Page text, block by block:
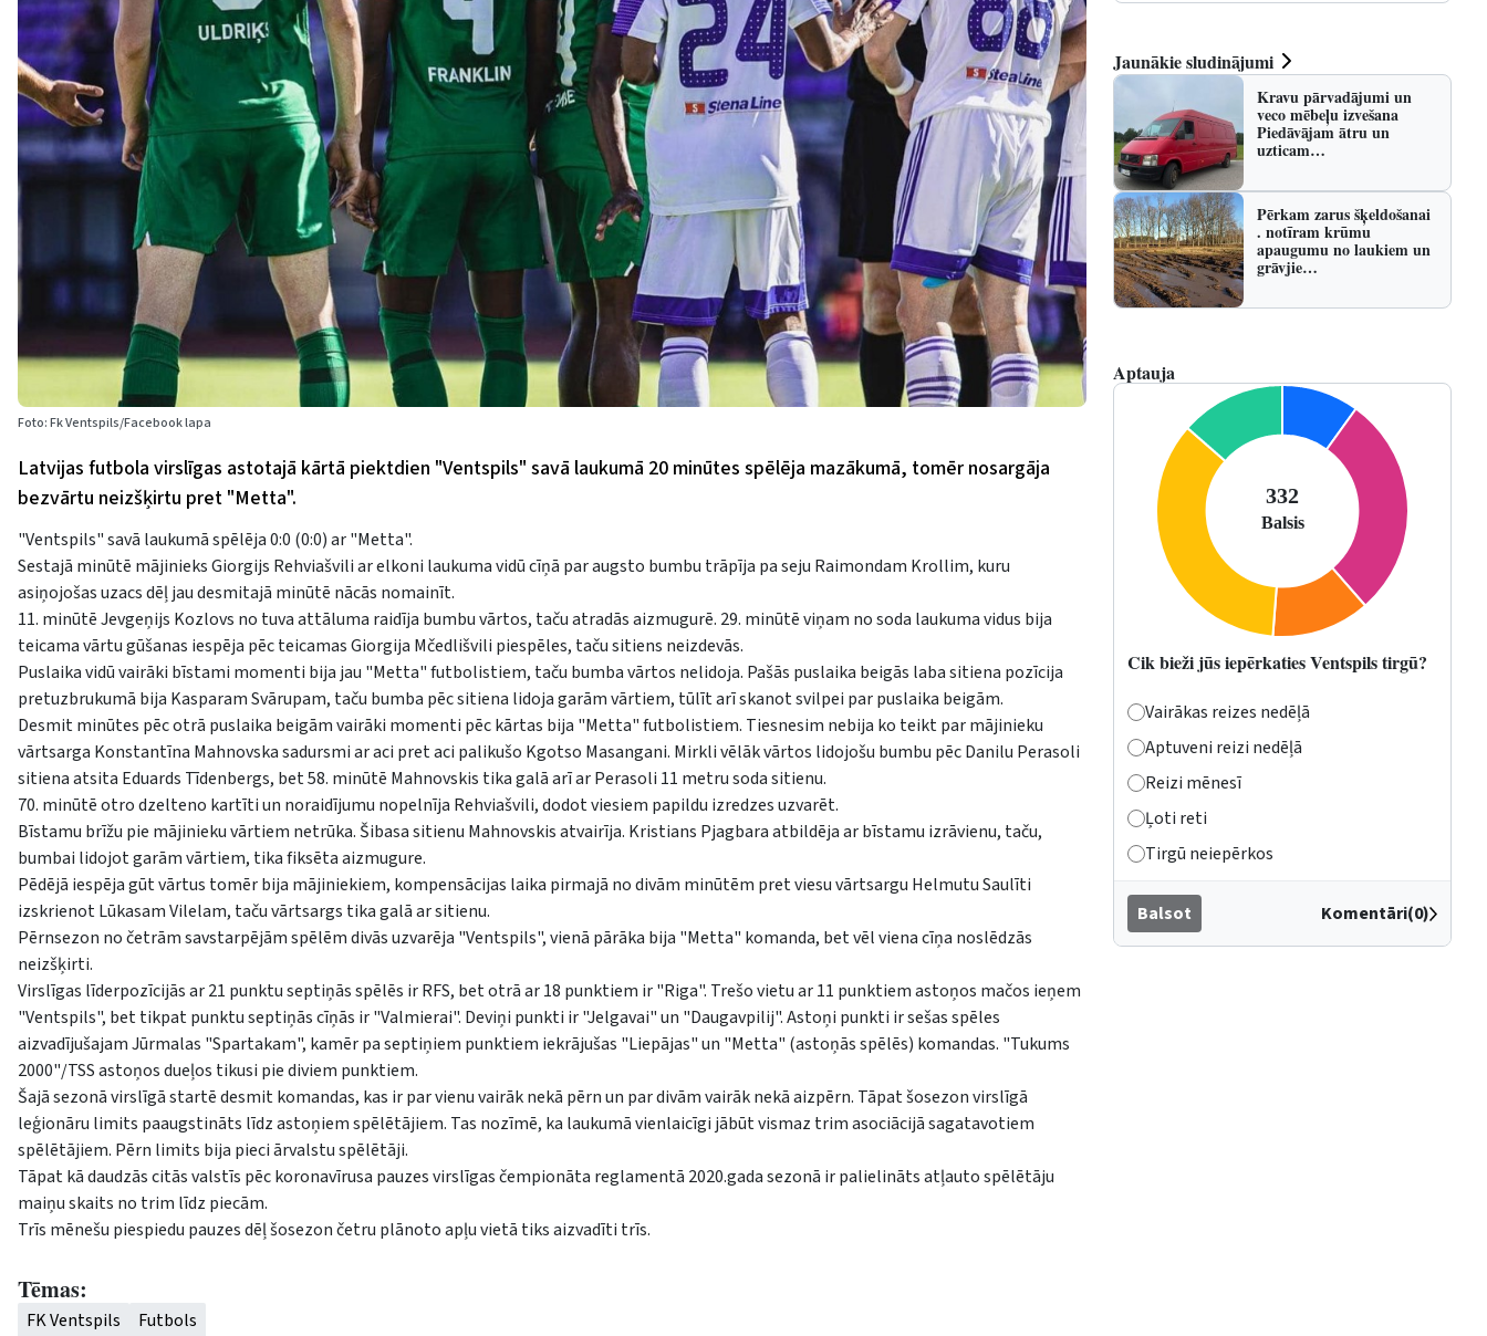
Foto: Fk Ventspils/Facebook lapa
Latvijas futbola virslīgas astotajā kārtā piektdien "Ventspils" savā laukumā 20 minūtes spēlēja mazākumā, tomēr nosargāja
bezvārtu neizšķirtu pret "Metta".
"Ventspils" savā laukumā spēlēja 0:0 (0:0) ar "Metta".
Sestajā minūtē mājinieks Giorgijs Rehviašvili ar elkoni laukuma vidū cīņā par augsto bumbu trāpīja pa seju Raimondam Krollim, kuru
asiņojošas uzacs dēļ jau desmitajā minūtē nācās nomainīt.
11. minūtē Jevgeņijs Kozlovs no tuva attāluma raidīja bumbu vārtos, taču atradās aizmugurē. 29. minūtē viņam no soda laukuma vidus bija
teicama vārtu gūšanas iespēja pēc teicamas Giorgija Mčedlišvili piespēles, taču sitiens neizdevās.
Puslaika vidū vairāki bīstami momenti bija jau "Metta" futbolistiem, taču bumba vārtos nelidoja. Pašās puslaika beigās laba sitiena pozīcija
pretuzbrukumā bija Kasparam Svārupam, taču bumba pēc sitiena lidoja garām vārtiem, tūlīt arī skanot svilpei par puslaika beigām.
Desmit minūtes pēc otrā puslaika beigām vairāki momenti pēc kārtas bija "Metta" futbolistiem. Tiesnesim nebija ko teikt par mājinieku
vārtsarga Konstantīna Mahnovska sadursmi ar aci pret aci palikušo Kgotso Masangani. Mirkli vēlāk vārtos lidojošu bumbu pēc Danilu Perasoli
sitiena atsita Eduards Tīdenbergs, bet 58. minūtē Mahnovskis tika galā arī ar Perasoli 11 metru soda sitienu.
70. minūtē otro dzelteno kartīti un noraidījumu nopelnīja Rehviašvili, dodot viesiem papildu izredzes uzvarēt.
Bīstamu brīžu pie mājinieku vārtiem netrūka. Šibasa sitienu Mahnovskis atvairīja. Kristians Pjagbara atbildēja ar bīstamu izrāvienu, taču,
bumbai lidojot garām vārtiem, tika fiksēta aizmugure.
Pēdējā iespēja gūt vārtus tomēr bija mājiniekiem, kompensācijas laika pirmajā no divām minūtēm pret viesu vārtsargu Helmutu Saulīti
izskrienot Lūkasam Vilelam, taču vārtsargs tika galā ar sitienu.
Pērnsezon no četrām savstarpējām spēlēm divās uzvarēja "Ventspils", vienā pārāka bija "Metta" komanda, bet vēl viena cīņa noslēdzās
neizšķirti.
Virslīgas līderpozīcijās ar 21 punktu septiņās spēlēs ir RFS, bet otrā ar 18 punktiem ir "Riga". Trešo vietu ar 11 punktiem astoņos mačos ieņem
"Ventspils", bet tikpat punktu septiņās cīņās ir "Valmierai". Deviņi punkti ir "Jelgavai" un "Daugavpilij". Astoņi punkti ir sešas spēles
aizvadījušajam Jūrmalas "Spartakam", kamēr pa septiņiem punktiem iekrājušas "Liepājas" un "Metta" (astoņās spēlēs) komandas. "Tukums
2000"/TSS astoņos dueļos tikusi pie diviem punktiem.
Šajā sezonā virslīgā startē desmit komandas, kas ir par vienu vairāk nekā pērn un par divām vairāk nekā aizpērn. Tāpat šosezon virslīgā
leģionāru limits paaugstināts līdz astoņiem spēlētājiem. Tas nozīmē, ka laukumā vienlaicīgi jābūt vismaz trim asociācijā sagatavotiem
spēlētājiem. Pērn limits bija pieci ārvalstu spēlētāji.
Tāpat kā daudzās citās valstīs pēc koronavīrusa pauzes virslīgas čempionāta reglamentā 2020.gada sezonā ir palielināts atļauto spēlētāju
maiņu skaits no trim līdz piecām.
Trīs mēnešu piespiedu pauzes dēļ šosezon četru plānoto apļu vietā tiks aizvadīti trīs.
Tēmas:
FK Ventspils
Futbols
Jaunākie sludinājumi
Kravu pārvadājumi un
veco mēbeļu izvešana
Piedāvājam ātru un
uzticam…
Pērkam zarus šķeldošanai
. notīram krūmu
apaugumu no laukiem un
grāvjie…
Aptauja
Cik bieži jūs iepērkaties Ventspils tirgū?
Vairākas reizes nedēļā
Aptuveni reizi nedēļā
Reizi mēnesī
Ļoti reti
Tirgū neiepērkos
Balsot Komentāri(0)